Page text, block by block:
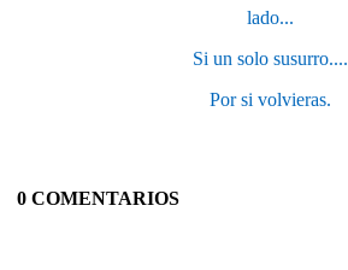
lado...
Si un solo susurro....
Por si volvieras.
0 COMENTARIOS